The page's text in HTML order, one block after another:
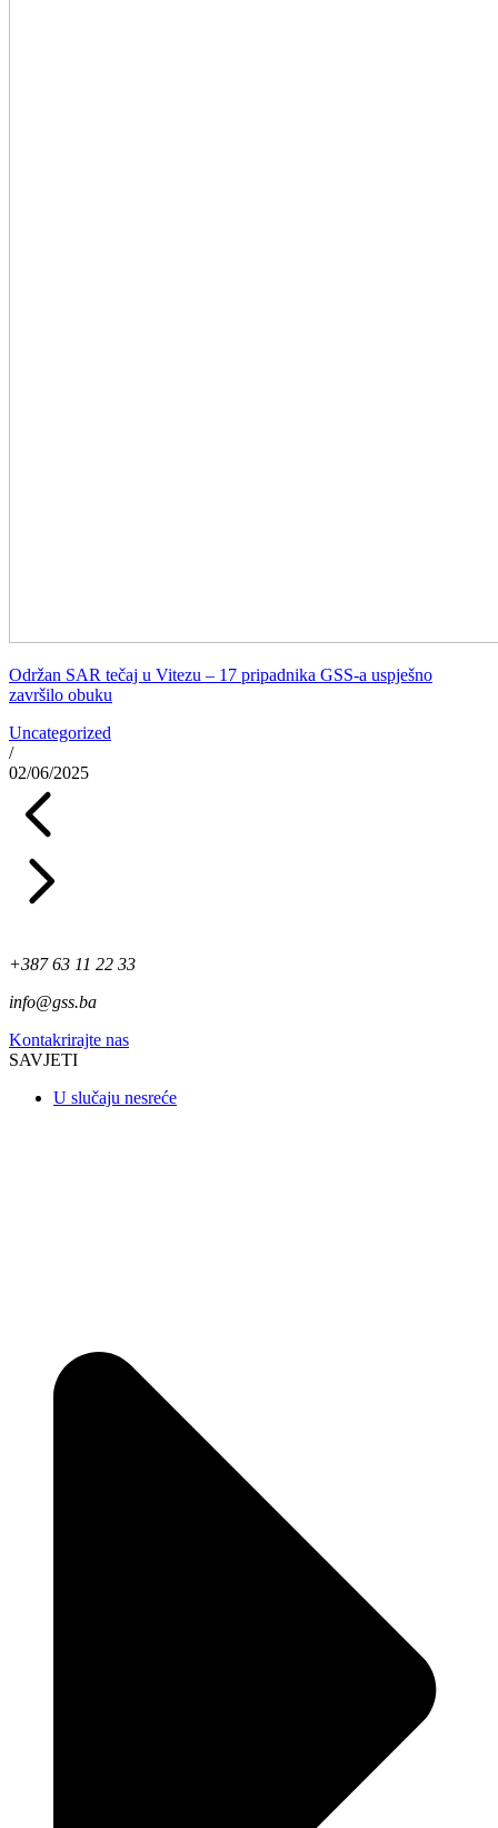
Održan SAR tečaj u Vitezu – 17 pripadnika GSS-a uspješno
završilo obuku
Uncategorized
/
02/06/2025
+387 63 11 22 33
info@gss.ba
Kontakrirajte nas
SAVJETI
U slučaju nesreće